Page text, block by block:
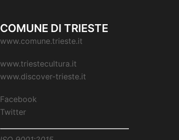
COMUNE DI TRIESTE
www.comune.trieste.it
www.triestecultura.it
www.discover-trieste.it
Facebook
Twitter